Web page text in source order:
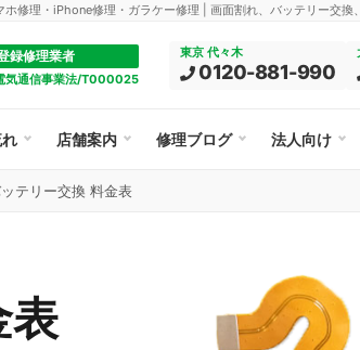
修理・iPhone修理・ガラケー修理 | 画面割れ、バッテリー交
録修理業者
気通信事業法/T000025
東京 代々木
0120-881-990
店舗案内 修理ブログ 法人向け
テリー交換 料金表